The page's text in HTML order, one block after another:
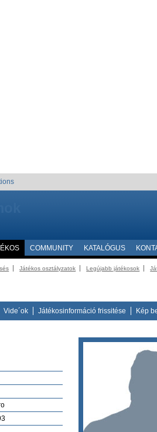
COMMUNITY KATALÓGUS
Játékos osztályzatok Legújabb játékosok
Vide´ok Játékosinformáció frissitése Kép